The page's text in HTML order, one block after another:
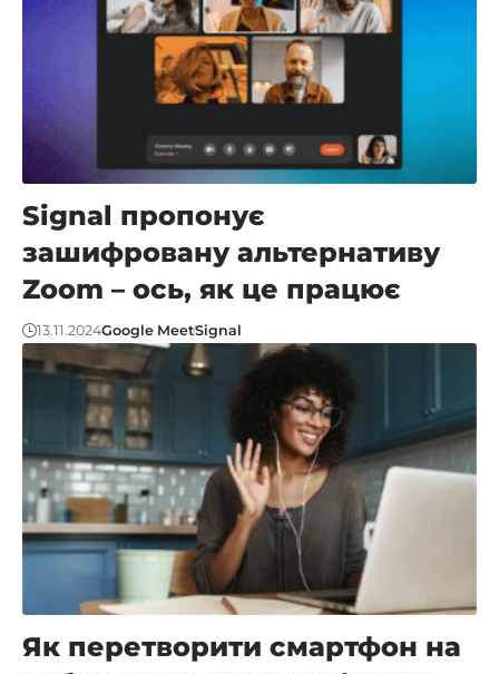
Signal пропонує
зашифровану альтернативу
Zoom – ось, як це працює
13.11.2024Google MeetSignal
Як перетворити смартфон на